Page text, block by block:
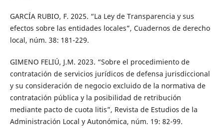
GARCÍA RUBIO, F. 2025. “La Ley de Transparencia y sus
efectos sobre las entidades locales”, Cuadernos de derecho
local, núm. 38: 181-229.
GIMENO FELIÚ, J.M. 2023. “Sobre el procedimiento de
contratación de servicios jurídicos de defensa jurisdiccional
y su consideración de negocio excluido de la normativa de
contratación pública y la posibilidad de retribución
mediante pacto de cuota litis”, Revista de Estudios de la
Administración Local y Autonómica, núm. 19: 82-99.